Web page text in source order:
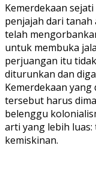
Kemerdekaan
penjajah dari
telah
untuk membuka
perjuangan itu
diturunkan dan
Kemerdekaan
tersebut harus
belenggu
arti yang lebih
kemiskinan.